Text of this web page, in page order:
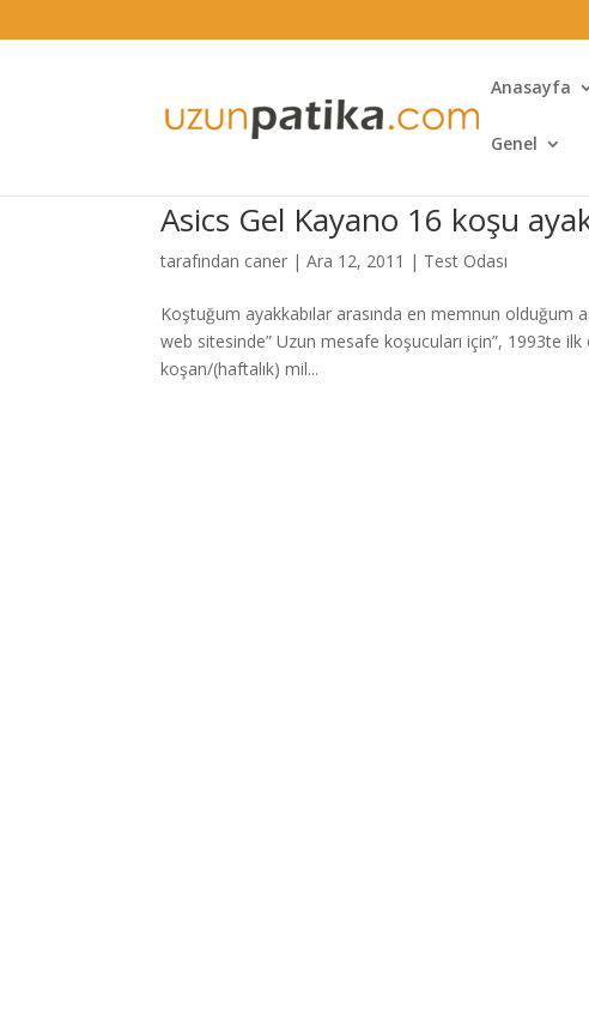
Anasayfa
Genel
Asics Gel Kayano 16 koşu
tarafından caner |Ara 12, 2011 | Test Odası
Koştuğum ayakkabılar arasında en memnun olduğum
web sitesinde” Uzun mesafe koşucuları için”, 1993te
koşan/(haftalık) mil...